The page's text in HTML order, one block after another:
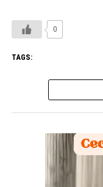
0
TAGS: